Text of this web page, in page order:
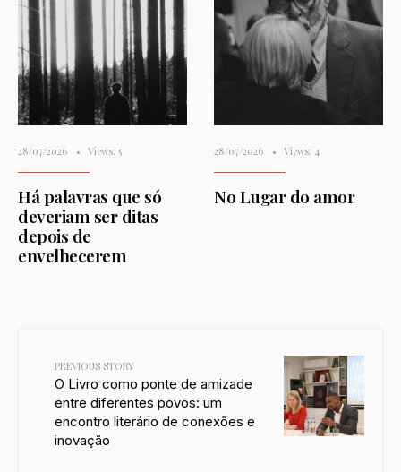
28/07/2026 • Views: 5
Há palavras que só
deveriam ser ditas
depois de
envelhecerem
28/07/2026 • Views: 4
No Lugar do amor
PREVIOUS STORY
O Livro como ponte de amizade
entre diferentes povos: um
encontro literário de conexões e
inovação